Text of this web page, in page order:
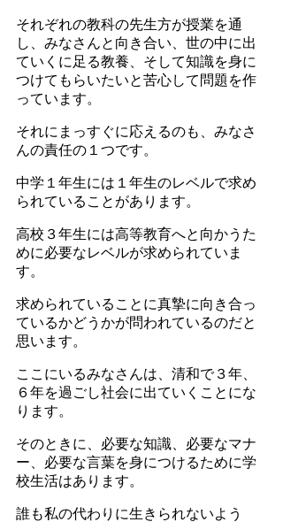
それぞれの教科の先生方が授業を通
し、みなさんと向き合い、世の中に出
ていくに足る教養、そして知識を身に
つけてもらいたいと苦心して問題を作
っています。
それにまっすぐに応えるのも、みなさ
んの責任の１つです。
中学１年生には１年生のレベルで求め
られていることがあります。
高校３年生には高等教育へと向かうた
めに必要なレベルが求められていま
す。
求められていることに真摯に向き合っ
ているかどうかが問われているのだと
思います。
ここにいるみなさんは、清和で３年、
６年を過ごし社会に出ていくことにな
ります。
そのときに、必要な知識、必要なマナ
ー、必要な言葉を身につけるために学
校生活はあります。
誰も私の代わりに生きられないよう